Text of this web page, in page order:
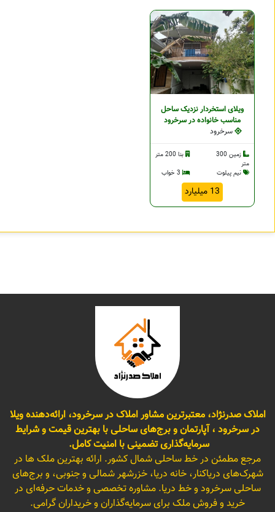
ویلای استخردار نزدیک ساحل
مناسب خانواده در سرخرود
سرخرود
زمین 300
متر
بنا 200 متر
نیم پیلوت
13 میلیارد
املاک صدرنژاد، معتبرترین مشاور املاک در سرخرود، ارائه‌دهنده ویلا
در سرخرود ، آپارتمان و برج‌های ساحلی با بهترین قیمت و شرایط
سرمایه‌گذاری تضمینی با امنیت کامل.
مرجع مطمئن در خط ساحلی شمال کشور. ارائه بهترین ملک ها در
شهرک‌های دریاکنار، خانه دریا، خزرشهر شمالی و جنوبی، و برج‌های
ساحلی سرخرود و خط دریا. مشاوره تخصصی و خدمات حرفه‌ای در
خرید و فروش ملک برای سرمایه‌گذاران و خریداران گرامی.